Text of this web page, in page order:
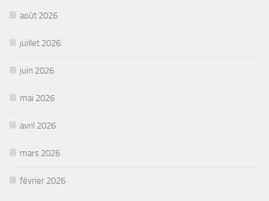
août 2026
juillet 2026
juin 2026
mai 2026
avril 2026
mars 2026
février 2026